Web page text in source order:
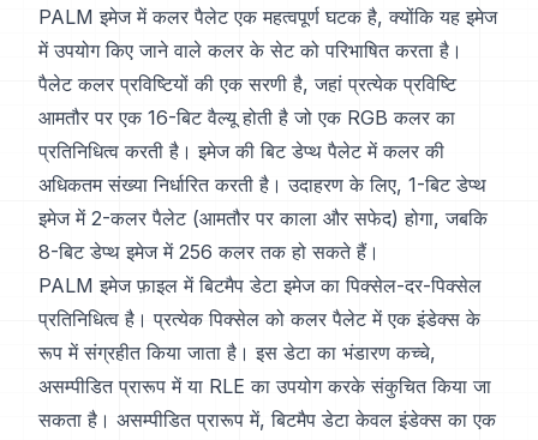
PALM इमेज में कलर पैलेट एक महत्वपूर्ण घटक है, क्योंकि यह इमेज
में उपयोग किए जाने वाले कलर के सेट को परिभाषित करता है।
पैलेट कलर प्रविष्टियों की एक सरणी है, जहां प्रत्येक प्रविष्टि
आमतौर पर एक 16-बिट वैल्यू होती है जो एक RGB कलर का
प्रतिनिधित्व करती है। इमेज की बिट डेप्थ पैलेट में कलर की
अधिकतम संख्या निर्धारित करती है। उदाहरण के लिए, 1-बिट डेप्थ
इमेज में 2-कलर पैलेट (आमतौर पर काला और सफेद) होगा, जबकि
8-बिट डेप्थ इमेज में 256 कलर तक हो सकते हैं।
PALM इमेज फ़ाइल में बिटमैप डेटा इमेज का पिक्सेल-दर-पिक्सेल
प्रतिनिधित्व है। प्रत्येक पिक्सेल को कलर पैलेट में एक इंडेक्स के
रूप में संग्रहीत किया जाता है। इस डेटा का भंडारण कच्चे,
असम्पीडित प्रारूप में या RLE का उपयोग करके संकुचित किया जा
सकता है। असम्पीडित प्रारूप में, बिटमैप डेटा केवल इंडेक्स का एक